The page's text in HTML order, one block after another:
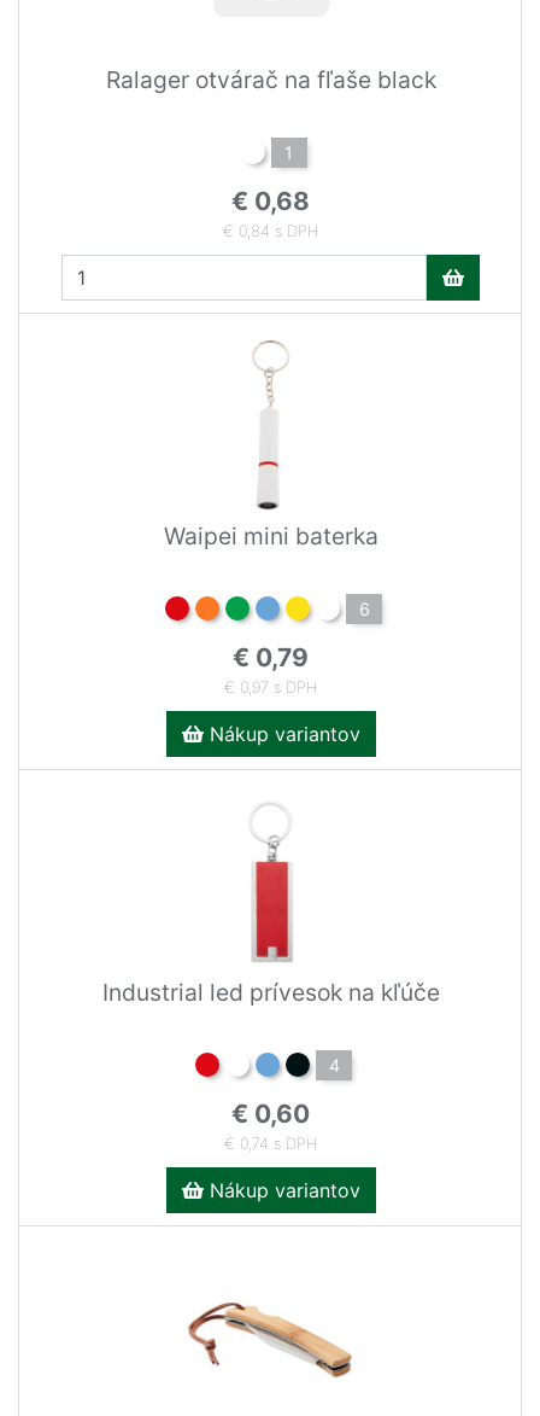
Ralager otvárač na fľaše black
1
€ 0,68
€ 0,84 s DPH
Waipei mini baterka
6
€ 0,79
€ 0,97 s DPH
Nákup variantov
Industrial led prívesok na kľúče
4
€ 0,60
€ 0,74 s DPH
Nákup variantov